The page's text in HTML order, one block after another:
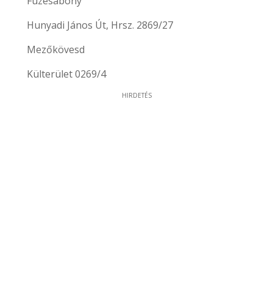
Hunyadi János Út, Hrsz. 2869/27
Mezőkövesd
Külterület 0269/4
HIRDETÉS